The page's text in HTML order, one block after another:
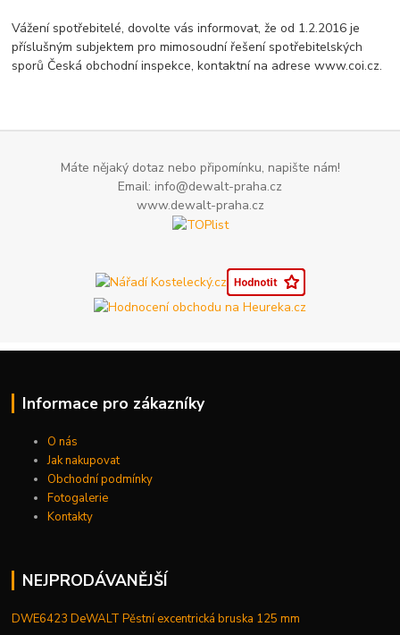
Vážení spotřebitelé, dovolte vás informovat, že od 1.2.2016 je
příslušným subjektem pro mimosoudní řešení spotřebitelských
sporů Česká obchodní inspekce, kontaktní na adrese www.coi.cz.
Máte nějaký dotaz nebo připomínku, napište nám!
Email: info@dewalt-praha.cz
www.dewalt-praha.cz
Informace pro zákazníky
O nás
Jak nakupovat
Obchodní podmínky
Fotogalerie
Kontakty
NEJPRODÁVANĚJŠÍ
DWE6423 DeWALT Pěstní excentrická bruska 125 mm